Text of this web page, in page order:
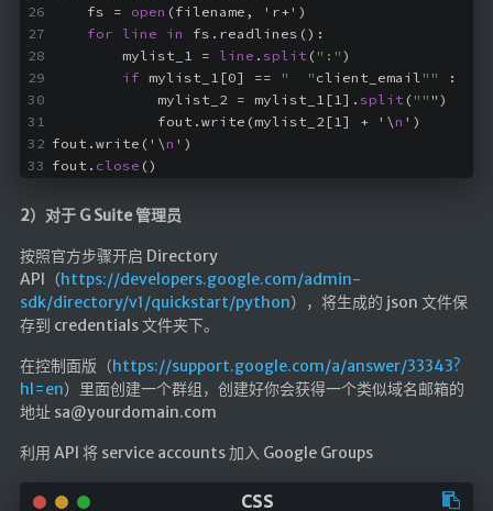
fs = open (filename, 'r+')
for line in
fs.readlines():
mylist_1 = line . split (":")
if mylist_1[0] == "  "client_email ""
:
mylist_2 = mylist_1[1]. split ("" ")
fout.write(mylist_2[1] + '\n ')
fout.write('\n ')
fout. close ()
2）对于 G Suite 管理员
按照官方步骤开启 Directory
API（https://developers.google.com/admin-
sdk/directory/v1/quickstart/python），将生成的 json 文件保
存到 credentials 文件夹下。
在控制面版（https://support.google.com/a/answer/33343?
hl=en）里面创建一个群组，创建好你会获得一个类似域名邮箱的
地址 sa@yourdomain.com
利用 API 将 service accounts 加入 Google Groups